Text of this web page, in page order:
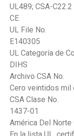
UL489; CSA-
CE
UL File No.
E140305
UL Categoría de
DIHS
Archivo CSA No.
Cero veintidos mil
CSA Clase No.
1437-01
América Del Norte